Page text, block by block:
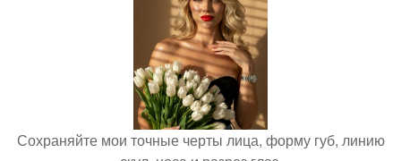
Сохраняйте мои точные черты лица, форму губ, линию